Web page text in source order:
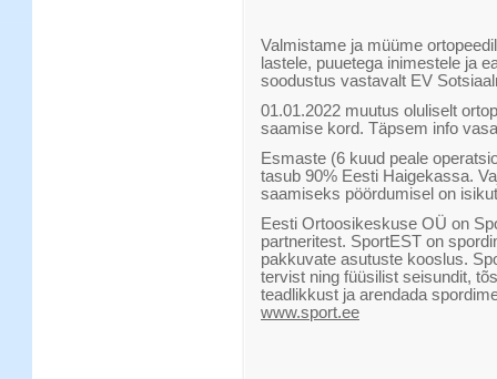
Valmistame ja müüme
lastele, puuetega inimestele ja
soodustus vastavalt EV
01.01.2022 muutus oluliselt
saamise kord. Täpsem info
Esmaste (6 kuud peale
tasub 90% Eesti Haigekassa.
saamiseks pöördumisel on
Eesti Ortoosikeskuse OÜ on
partneritest. SportEST on
pakkuvate asutuste kooslus.
tervist ning füüsilist seisundit,
teadlikkust ja arendada
www.sport.ee